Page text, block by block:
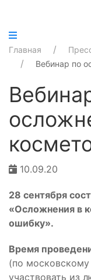
Главная
Вебинар по
10.09.20
28 сентября
«Осложнения в
ошибку».
Время
(по
участвовать из